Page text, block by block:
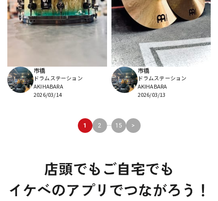
市橋
ドラムステーション
AKIHABARA
2026/03/14
市橋
ドラムステーション
AKIHABARA
2026/03/13
1 2 ... 15 >